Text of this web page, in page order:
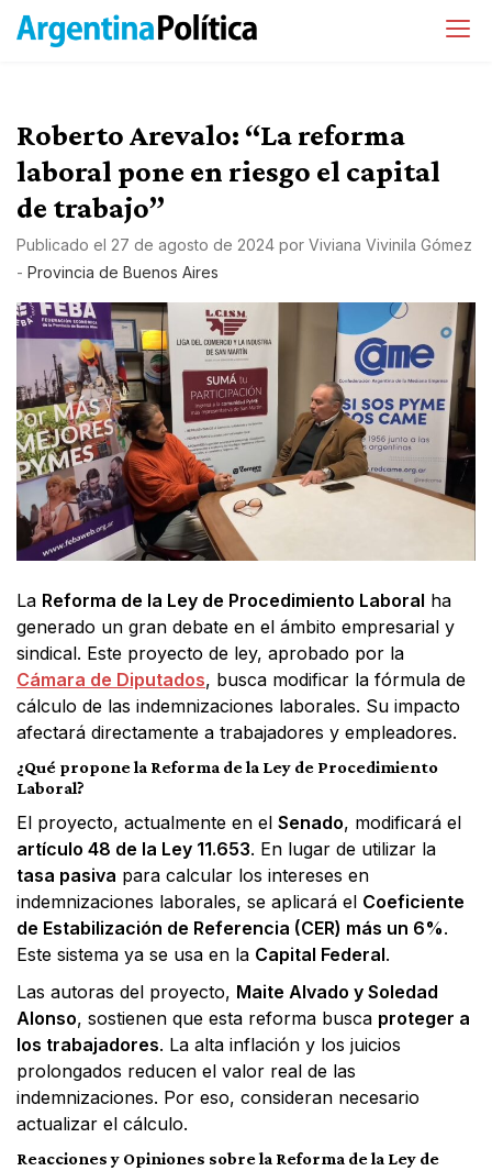
Roberto Arevalo: “La reforma
laboral pone en riesgo el capital
de trabajo”
Publicado el 27 de agosto de 2024 por Viviana Vivinila Gómez
- Provincia de Buenos Aires
La Reforma de la Ley de Procedimiento Laboral ha
generado un gran debate en el ámbito empresarial y
sindical. Este proyecto de ley, aprobado por la
Cámara de Diputados, busca modificar la fórmula de
cálculo de las indemnizaciones laborales. Su impacto
afectará directamente a trabajadores y empleadores.
¿Qué propone la Reforma de la Ley de Procedimiento
Laboral?
El proyecto, actualmente en el Senado, modificará el
artículo 48 de la Ley 11.653. En lugar de utilizar la
tasa pasiva para calcular los intereses en
indemnizaciones laborales, se aplicará el Coeficiente
de Estabilización de Referencia (CER) más un 6%.
Este sistema ya se usa en la Capital Federal.
Las autoras del proyecto, Maite Alvado y Soledad
Alonso, sostienen que esta reforma busca proteger a
los trabajadores. La alta inflación y los juicios
prolongados reducen el valor real de las
indemnizaciones. Por eso, consideran necesario
actualizar el cálculo.
Reacciones y Opiniones sobre la Reforma de la Ley de